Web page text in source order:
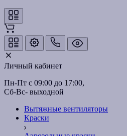
Личный кабинет
Пн-Пт с 09:00 до 17:00,
Сб-Вс- выходной
Вытяжные вентиляторы
Краски